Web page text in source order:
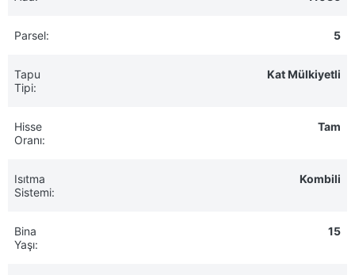
Parsel: 5
Tapu
Tipi:
Kat Mülkiyetli
Hisse
Oranı:
Tam
Isıtma
Sistemi:
Kombili
Bina
Yaşı:
15